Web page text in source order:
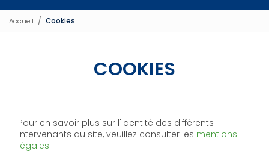
Accueil Cookies
COOKIES
Pour en savoir plus sur l'identité des différents
intervenants du site, veuillez consulter les mentions
légales.